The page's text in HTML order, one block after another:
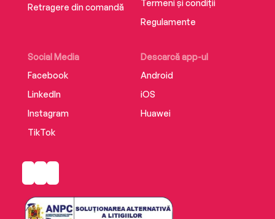
Retragere din comandă
Social Media
Facebook
LinkedIn
Instagram
TikTok
Descarcă app-ul
Android
iOS
Huawei
Termeni și condiții
Regulamente